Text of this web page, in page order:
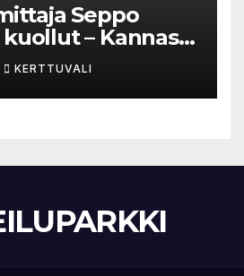
Seppo
– Kannas
92-vuotias
KERTTUVALI